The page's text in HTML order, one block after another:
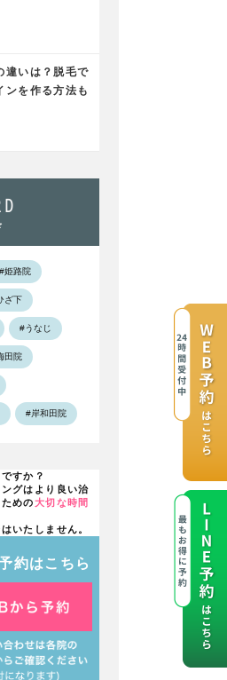
違いは？脱毛で
ンを作る方法も
#姫路院
ざ下
#うなじ
田院
#岸和田院
すか？
グはより良い治
めの大切な時間
いたしません。
約はこちら